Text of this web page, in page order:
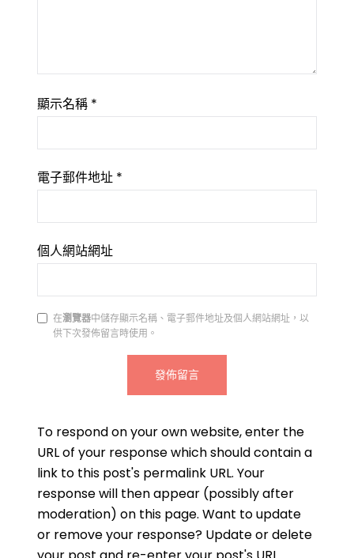
顯示名稱 *
電子郵件地址 *
個人網站網址
在瀏覽器中儲存顯示名稱、電子郵件地址及個人網站網址，以
供下次發佈留言時使用。
To respond on your own website, enter the
URL of your response which should contain a
link to this post's permalink URL. Your
response will then appear (possibly after
moderation) on this page. Want to update
or remove your response? Update or delete